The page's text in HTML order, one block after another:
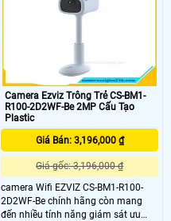
Camera Ezviz Trông Trẻ CS-BM1-
R100-2D2WF-Be 2MP Cấu Tạo
Plastic
Giá Bán: 3,196,000 ₫
Giá gốc: 3,196,000 ₫
camera Wifi EZVIZ CS-BM1-R100-
2D2WF-Be chính hãng còn mang
đến nhiều tính năng giám sát ưu